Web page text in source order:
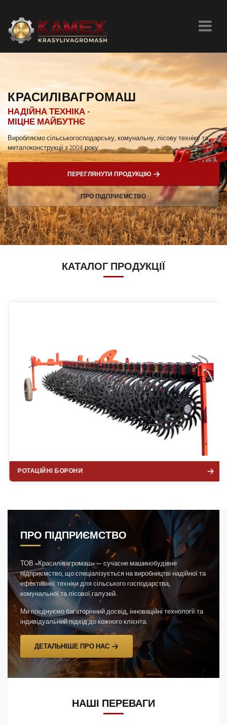
КРАСИЛІВАГРОМАШ
НАДІЙНА ТЕХНІКА -
МІЦНЕ МАЙБУТНЄ
Виробляємо сільськогосподарську, комунальну,лісову техніку та
металоконструкцііз 2004 року
ПЕРЕГЛЯНУТИ ПРОДУКЦІЮ
ПРО ПІДПРИЄМСТВО
КАТАЛОГ ПРОДУКЦІЇ
РОТАЦІЙНІ БОРОНИ
ПРО ПІДПРИЄМСТВО
ТОВ «Красилівагромаш» — сучасне машинобудівне
підприємство, що спеціалізується на виробництві надійної та
ефективної техніки для сільського господарства,
комунальної та лісової галузей.
Ми поєднуємо багаторічний досвід, інноваційні технології та
індивідуальний підхід до кожного клієнта.
ДЕТАЛЬНІШЕ ПРО НАС
НАШІ ПЕРЕВАГИ